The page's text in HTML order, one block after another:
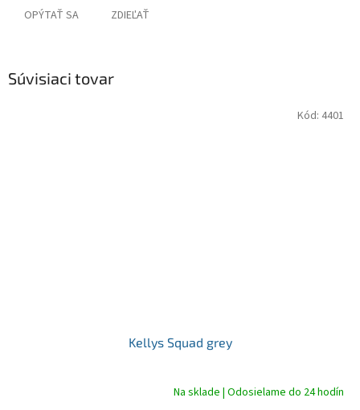
OPÝTAŤ SA ZDIEĽAŤ
Súvisiaci tovar
Kellys Squad grey
Na sklade | Odosielame do 24 hodín
Kód: 4401